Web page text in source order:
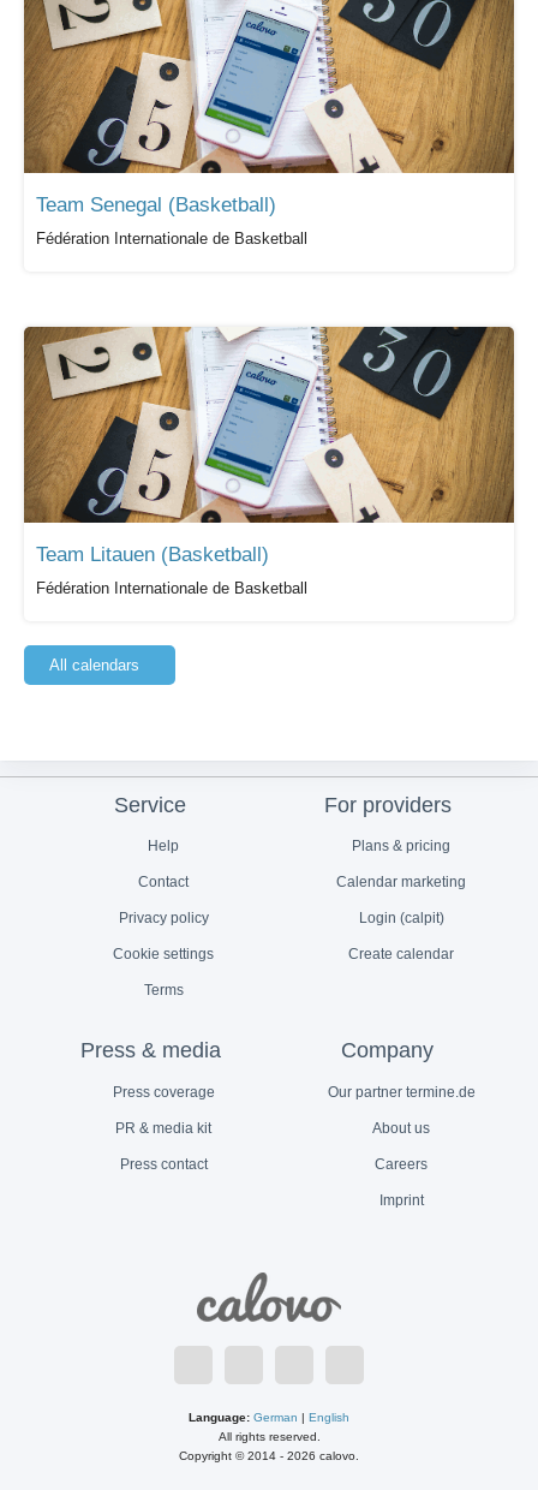
Team Senegal (Basketball)
Fédération Internationale de Basketball
Team Litauen (Basketball)
Fédération Internationale de Basketball
All calendars
Service
Help
Contact
Privacy policy
Cookie settings
Terms
For providers
Plans & pricing
Calendar marketing
Login (calpit)
Create calendar
Press & media
Press coverage
PR & media kit
Press contact
Company
Our partner termine.de
About us
Careers
Imprint
Language: German | English
All rights reserved.
Copyright © 2014 - 2026 calovo.